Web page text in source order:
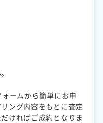
ームから簡単にお申
ング内容をもとに査定
ければご成約となりま